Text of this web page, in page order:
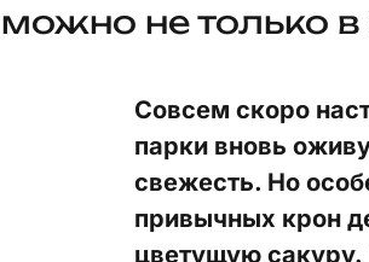
можно не только
Совсем скоро
парки вновь
свежесть. Но
привычных крон
цветущую сакуру.